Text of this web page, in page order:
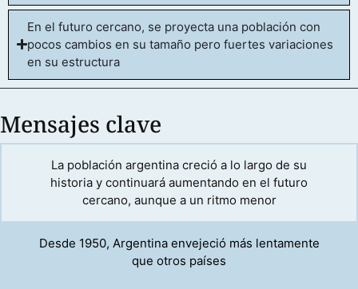
en 1950 a 32 millones a
finales de los ´80 tomó
35 años. La última etapa,
que inició en 2015 y
continua en el presente,
declive todavía más
rápido en el ritmo de
crecimiento, como
consecuencia de la
caída abrupta de la
fecundidad.
A pesar de esta
En el futuro cercano, se proyecta una población con
pocos cambios en su tamaño pero fuertes variaciones
en su estructura
Mensajes clave
La población argentina creció a lo largo de su
historia y continuará aumentando en el futuro
cercano, aunque a un ritmo menor
Desde 1950, Argentina envejeció más lentamente
que otros países